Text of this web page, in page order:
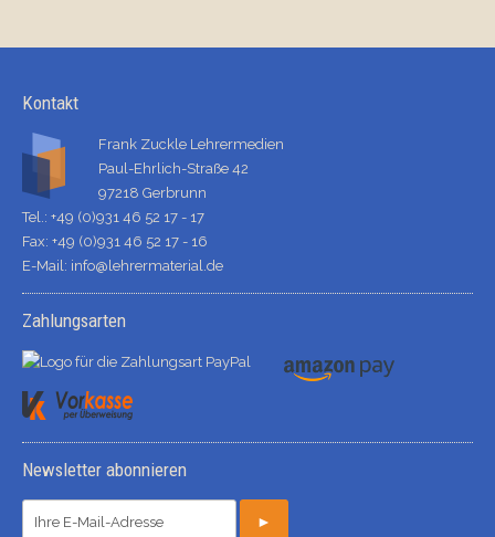
Kontakt
Frank Zuckle Lehrermedien
Paul-Ehrlich-Straße 42
97218 Gerbrunn
Tel.: +49 (0)931 46 52 17 - 17
Fax: +49 (0)931 46 52 17 - 16
E-Mail: info@lehrermaterial.de
Zahlungsarten
Newsletter abonnieren
►